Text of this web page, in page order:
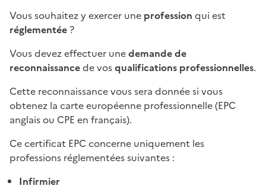
Vous souhaitez y exercer une profession qui est
réglementée ?
Vous devez effectuer unedemande de
reconnaissancede vosqualifications professionnelles.
Cette reconnaissance vous sera donnée si vous
obtenez la carte européenne professionnelle (EPC
anglais ou CPE en français).
Ce certificat EPC concerne uniquement les
professions réglementées suivantes :
Infirmier